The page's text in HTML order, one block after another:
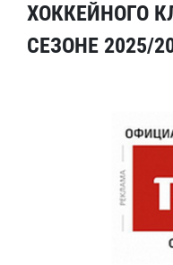
ХОККЕЙНОГО
СЕЗОНЕ 2025/